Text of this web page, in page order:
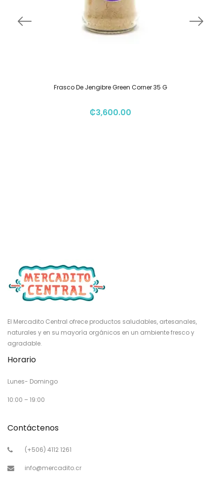
Frasco De Jengibre Green Corner 35 G
₡3,600.00
El Mercadito Central ofrece productos saludables, artesanales,
naturales y en su mayoría orgánicos en un ambiente fresco y
agradable.
Horario
Lunes- Domingo
10:00 – 19:00
Contáctenos
(+506) 4112 1261
info@mercadito.cr